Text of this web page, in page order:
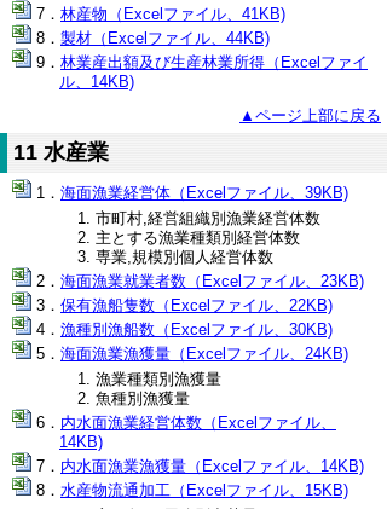
林産物（Excelファイル、41KB)
製材（Excelファイル、44KB)
林業産出額及び生産林業所得（Excelファイ
ル、14KB)
▲ページ上部に戻る
11 水産業
海面漁業経営体（Excelファイル、39KB)
市町村,経営組織別漁業経営体数
主とする漁業種類別経営体数
専業,規模別個人経営体数
海面漁業就業者数（Excelファイル、23KB)
保有漁船隻数（Excelファイル、22KB)
漁種別漁船数（Excelファイル、30KB)
海面漁業漁獲量（Excelファイル、24KB)
漁業種類別漁獲量
魚種別漁獲量
内水面漁業経営体数（Excelファイル、
14KB)
内水面漁業漁獲量（Excelファイル、14KB)
水産物流通加工（Excelファイル、15KB)